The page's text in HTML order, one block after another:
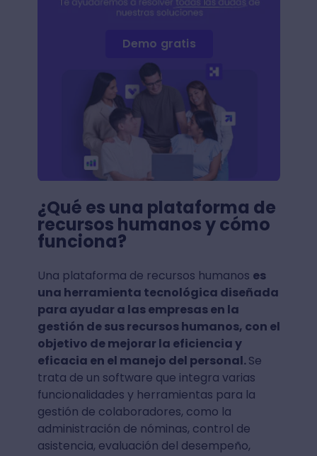
Demo gratis
¿Qué es una plataforma de
recursos humanos y cómo
funciona?
Una plataforma de recursos humanos es
una herramienta tecnológica diseñada
para ayudar a las empresas en la
gestión de sus recursos humanos, con el
objetivo de mejorar la eficiencia y
eficacia en el manejo del personal.Se
trata de un software que integra varias
funcionalidades y herramientas para la
gestión de colaboradores, como la
administración de nóminas, control de
asistencia, evaluación del desempeño,